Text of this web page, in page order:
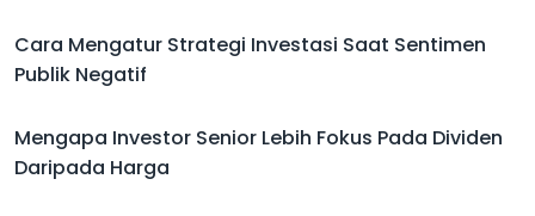
Cara Mengatur Strategi Investasi Saat Sentimen
Publik Negatif
Mengapa Investor Senior Lebih Fokus Pada Dividen
Daripada Harga